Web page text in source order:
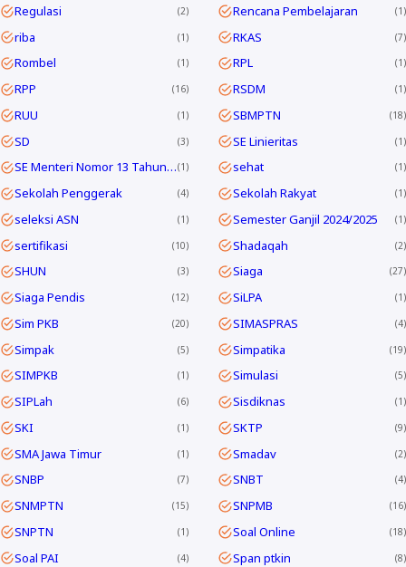
Regulasi 2 Rencana Pembelajaran 1
riba 1 RKAS 7
Rombel 1 RPL 1
RPP 16 RSDM 1
RUU 1 SBMPTN 18
SD 3 SE Linieritas 1
SE Menteri Nomor 13 Tahun 2025 1 sehat 1
Sekolah Penggerak 4 Sekolah Rakyat 1
seleksi ASN 1 Semester Ganjil 2024/2025 1
sertifikasi 10 Shadaqah 2
SHUN 3 Siaga 27
Siaga Pendis 12 SiLPA 1
Sim PKB 20 SIMASPRAS 4
Simpak 5 Simpatika 19
SIMPKB 1 Simulasi 5
SIPLah 6 Sisdiknas 1
SKI 1 SKTP 9
SMA Jawa Timur 1 Smadav 2
SNBP 7 SNBT 4
SNMPTN 15 SNPMB 16
SNPTN 1 Soal Online 18
Soal PAI 4 Span ptkin 8